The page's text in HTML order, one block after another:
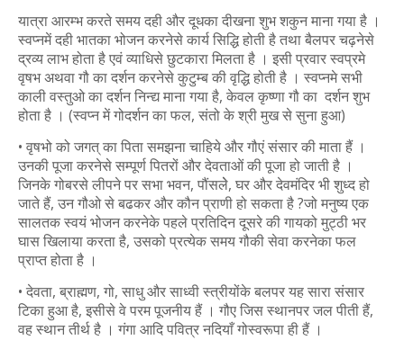
यात्रा आरम्भ करते समय दही और दूधका दीखना शुभ शकुन माना गया है ।
स्वप्नमें दही भातका भोजन करनेसे कार्य सिद्धि होती है तथा बैलपर चढ़नेसे
द्रव्य लाभ होता है एवं व्याधिसे छुटकारा मिलता है । इसी प्रवार स्वप्रमे
वृषभ अथवा गौ का दर्शन करनेसे कुटुम्ब की वृद्धि होती है । स्वप्नमे सभी
काली वस्तुओ का दर्शन निन्द्य माना गया है, केवल कृष्णा गौ का दर्शन शुभ
होता है । (स्वप्न में गोदर्शन का फल, संतो के श्री मुख से सुना हुआ)
• वृषभो को जगत् का पिता समझना चाहिये और गौएं संसार की माता हैं ।
उनकी पूजा करनेसे सम्पूर्ण पितरों और देवताओं की पूजा हो जाती है ।
जिनके गोबरसे लीपने पर सभा भवन, पौंसलेे, घर और देवमंदिर भी शुध्द हो
जाते हैं, उन गौओ से बढकर और कौन प्राणी हो सकता है ?जो मनुष्य एक
सालतक स्वयं भोजन करनेके पहले प्रतिदिन दूसरे की गायको मुट्ठी भर
घास खिलाया करता है, उसको प्रत्येक समय गौकी सेवा करनेका फल
प्राप्त होता है ।
• देवता, ब्राह्मण, गो, साधु और साध्वी स्त्रीयोंके बलपर यह सारा संसार
टिका हुआ है, इसीसे वे परम पूजनीय हैं । गौए जिस स्थानपर जल पीती हैं,
वह स्थान तीर्थ है । गंगा आदि पवित्र नदियाँ गोस्वरूपा ही हैं ।